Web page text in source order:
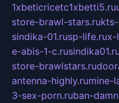
1xbeticricetc1xbetti5.ru
store-brawl-stars.ru
sindika-01.rusp-life.rux-
e-abis-1-c.rusindika01.ru
store-brawlstars.ru
antenna-highly.rumine-
3-sex-porn.ruban-